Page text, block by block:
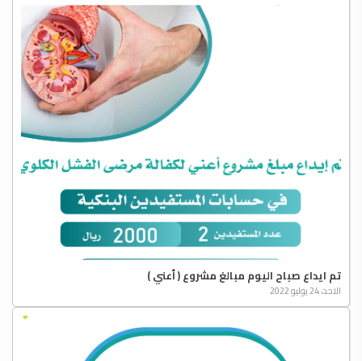
تم ايداع صباح اليوم مبالغ مشروع ( أعني )
الاحد، 24 يوليو 2022